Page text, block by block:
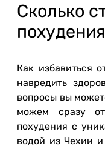
Сколько
Как избавиться
навредить
вопросы вы
можем сразу
похудения с
водой из Чехии